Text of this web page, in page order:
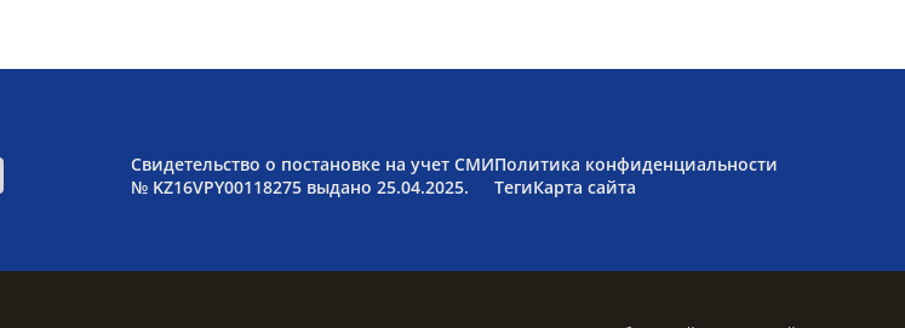
Свидетельство о постановке на учет СМИ
№ KZ16VPY00118275 выдано 25.04.2025.
Политика конфиденциальности
ТегиКарта сайта